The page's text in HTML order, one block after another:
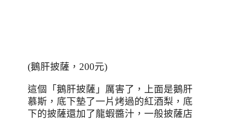
(鵝肝披薩， 200元)
這個「鵝肝披薩」厲害了，上面是鵝肝
慕斯，底下墊了一片烤過的紅酒梨，底
下的披薩還加了龍蝦醬汁，一般披薩店